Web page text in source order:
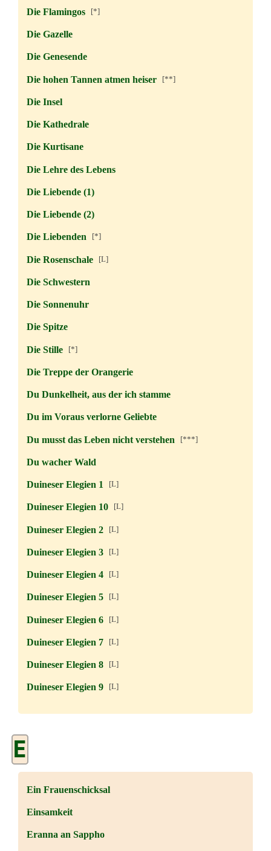
Die Flamingos[*]
Die Gazelle
Die Genesende
Die hohen Tannen atmen heiser[**]
Die Insel
Die Kathedrale
Die Kurtisane
Die Lehre des Lebens
Die Liebende (1)
Die Liebende (2)
Die Liebenden [*]
Die Rosenschale[L]
Die Schwestern
Die Sonnenuhr
Die Spitze
Die Stille[*]
Die Treppe der Orangerie
Du Dunkelheit, aus der ich stamme
Du im Voraus verlorne Geliebte
Du musst das Leben nicht verstehen [***]
Du wacher Wald
Duineser Elegien 1 [L]
Duineser Elegien 10[L]
Duineser Elegien 2 [L]
Duineser Elegien 3[L]
Duineser Elegien 4[L]
Duineser Elegien 5[L]
Duineser Elegien 6[L]
Duineser Elegien 7[L]
Duineser Elegien 8[L]
Duineser Elegien 9[L]
E
Ein Frauenschicksal
Einsamkeit
Eranna an Sappho